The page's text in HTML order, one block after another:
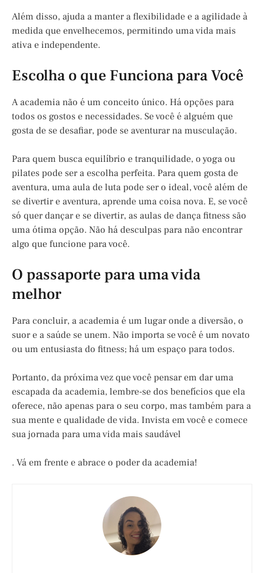
Além disso, ajuda a manter a flexibilidade e a agilidade à
medida que envelhecemos, permitindo uma vida mais
ativa e independente.
Escolha o que Funciona para Você
A academia não é um conceito único. Há opções para
todos os gostos e necessidades. Se você é alguém que
gosta de se desafiar, pode se aventurar na musculação.
Para quem busca equilíbrio e tranquilidade, o yoga ou
pilates pode ser a escolha perfeita. Para quem gosta de
aventura, uma aula de luta pode ser o ideal, você além de
se divertir e aventura, aprende uma coisa nova. E, se você
só quer dançar e se divertir, as aulas de dança fitness são
uma ótima opção. Não há desculpas para não encontrar
algo que funcione para você.
O passaporte para uma vida
melhor
Para concluir, a academia é um lugar onde a diversão, o
suor e a saúde se unem. Não importa se você é um novato
ou um entusiasta do fitness; há um espaço para todos.
Portanto, da próxima vez que você pensar em dar uma
escapada da academia, lembre-se dos benefícios que ela
oferece, não apenas para o seu corpo, mas também para a
sua mente e qualidade de vida. Invista em você e comece
sua jornada para uma vida mais saudável
. Vá em frente e abrace o poder da academia!